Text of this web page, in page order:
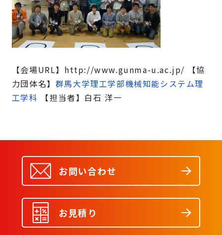
【会場URL】http://www.gunma-u.ac.jp/ 【協
力団体名】 群馬大学理工学部機械知能システム理
工学科
【担当者】白石 洋一
お問い合わせ
お見積り